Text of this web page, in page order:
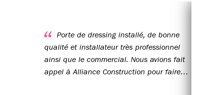
qualité et installateur très professionnel
ainsi que le commercial. Nous avions fait
appel à Alliance Construction pour faire